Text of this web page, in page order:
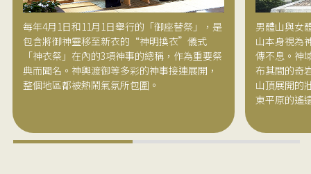
每年4月1日和11月1日舉行的「御座替祭」，是
包含將御神靈移至新衣的“神明換衣”儀式
「神衣祭」在內的3項神事的總稱，作為重要祭
典而聞名。神輿渡御等多彩的神事接連展開，
整個地區都被熱鬧氣氛所包圍。
男體山與女
山本身視為
傳不息。神
布其間的奇
山頂展開的
東平原的遙